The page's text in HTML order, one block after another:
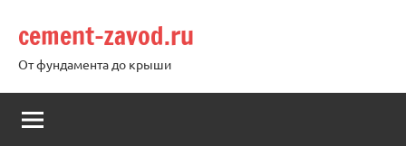
содержимому
cement-zavod.ru
От фундамента до крыши